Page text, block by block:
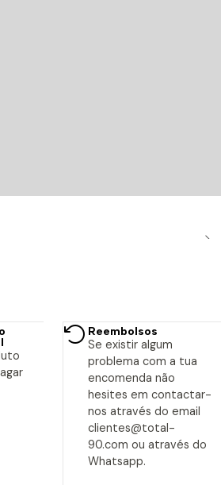
Reembolsos
Se existir algum
problema com a tua
encomenda não
hesites em contactar-
nos através do email
clientes@total-
90.com ou através do
Whatsapp.